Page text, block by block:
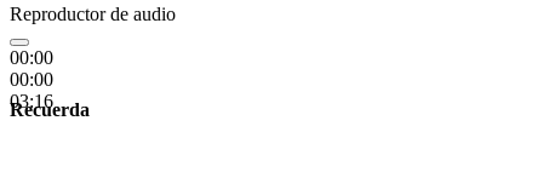
Reproductor de audio
00:00
00:00
03:16
Recuerda